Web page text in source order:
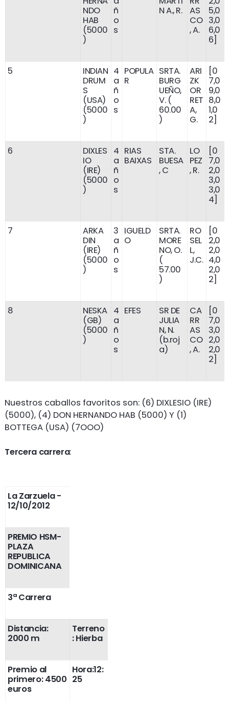
NDO
HAB
(5000
)
ñ
o
s
N A., R.
AS
CO
, A.
5,0
3,0
6,0
6]
5
INDIAN
DRUM
S
(USA)
(5000
)
4
a
ñ
o
s
POPULA
R
SRTA.
BURG
UEÑO,
V. (
60.00
)
ARI
ZK
OR
RET
A,
G.
[0
7,0
9,0
8,0
1,0
2]
6
DIXLES
IO
(IRE)
(5000
)
4
a
ñ
o
s
RIAS
BAIXAS
STA.
BUESA
, C
LO
PEZ
, R.
[0
7,0
2,0
3,0
3,0
4]
7
ARKA
DIN
(IRE)
(5000
)
3
a
ñ
o
s
IGUELD
O
SRTA.
MORE
NO, O.
(
57.00
)
RO
SEL
L,
J.C.
[0
2,0
2,0
4,0
2,0
2]
8
NESKA
(GB)
(5000
)
4
a
ñ
o
s
EFES
SR DE
JULIA
N, N.
(b.roj
a)
CA
RR
AS
CO
, A.
[0
7,0
3,0
2,0
2,0
2]
Nuestros caballos favoritos son: (6) DIXLESIO (IRE)
(5000), (4) DON HERNANDO HAB (5000) Y (1)
BOTTEGA (USA) (7OOO)
Tercera carrera:
La Zarzuela-
12/10/2012
PREMIO HSM-
PLAZA
REPUBLICA
DOMINICANA
3ª Carrera
Distancia:
2000 m
Terreno
: Hierba
Premio al
primero: 4500
euros
Hora:12:
25